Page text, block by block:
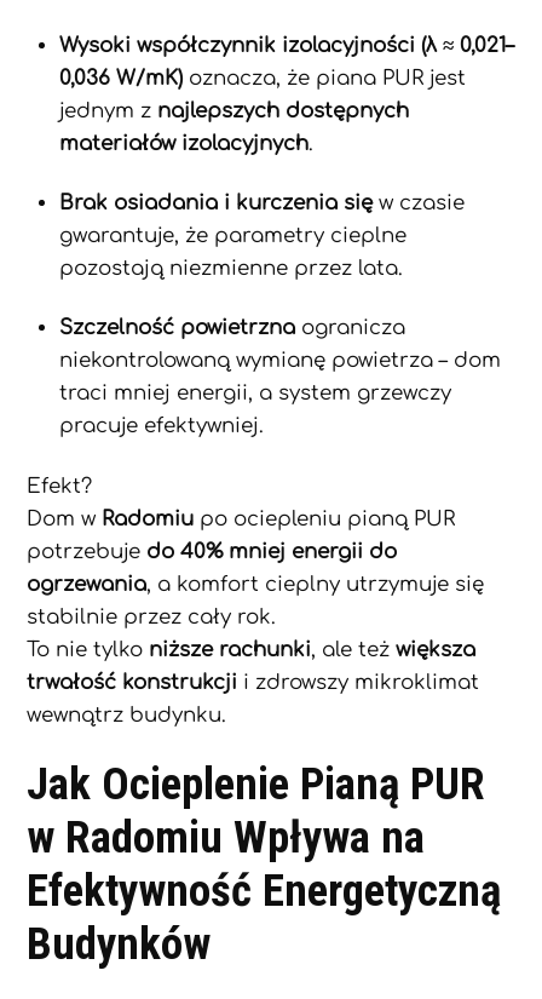
Wysoki współczynnik izolacyjności (λ ≈ 0,021–
0,036 W/mK) oznacza, że piana PUR jest
jednym z najlepszych dostępnych
materiałów izolacyjnych.
Brak osiadania i kurczenia sięw czasie
gwarantuje, że parametry cieplne
pozostają niezmienne przez lata.
Szczelność powietrzna ogranicza
niekontrolowaną wymianę powietrza – dom
traci mniej energii, a system grzewczy
pracuje efektywniej.
Efekt?
Dom w Radomiu po ociepleniu pianą PUR
potrzebuje do 40% mniej energii do
ogrzewania, a komfort cieplny utrzymuje się
stabilnie przez cały rok.
To nie tylko niższe rachunki, ale teżwiększa
trwałość konstrukcji i zdrowszy mikroklimat
wewnątrz budynku.
Jak Ocieplenie Pianą PUR
w Radomiu Wpływa na
Efektywność Energetyczną
Budynków